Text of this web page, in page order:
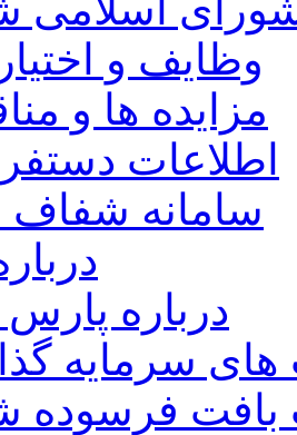
وظایف و
مزایده ها و
اطلاعات
سامانه
درباره پارس
سرمایه
بافت فرسوده